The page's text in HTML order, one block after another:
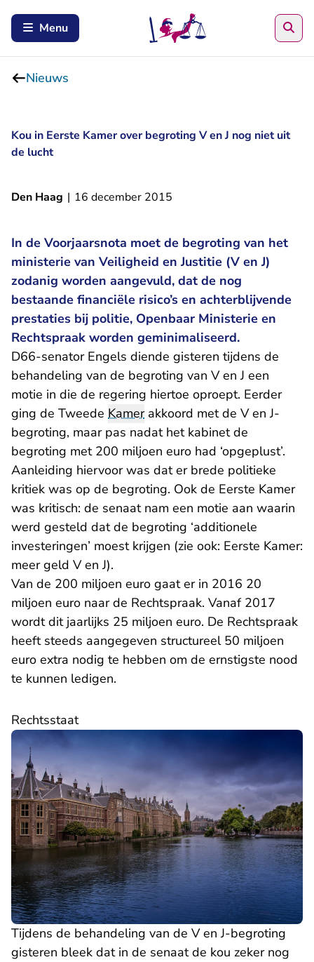
Menu
Nieuws
Kou in Eerste Kamer over begroting V en J nog niet uit
de lucht
Den Haag | 16 december 2015
In de Voorjaarsnota moet de begroting van het
ministerie van Veiligheid en Justitie (V en J)
zodanig worden aangevuld, dat de nog
bestaande financiële risico’s en achterblijvende
prestaties bij politie, Openbaar Ministerie en
Rechtspraak worden geminimaliseerd.
D66-senator Engels diende gisteren tijdens de
behandeling van de begroting van V en J een
motie in die de regering hiertoe oproept. Eerder
ging de Tweede Kamerakkoord met de V en J-
begroting, maar pas nadat het kabinet de
begroting met 200 miljoen euro had ‘opgeplust’.
Aanleiding hiervoor was dat er brede politieke
kritiek was op de begroting. Ook de Eerste Kamer
was kritisch: de senaat nam een motie aan waarin
werd gesteld dat de begroting ‘additionele
investeringen’ moest krijgen (zie ook: Eerste Kamer:
meer geld V en J).
Van de 200 miljoen euro gaat er in 2016 20
miljoen euro naar de Rechtspraak. Vanaf 2017
wordt dit jaarlijks 25 miljoen euro. De Rechtspraak
heeft steeds aangegeven structureel 50 miljoen
euro extra nodig te hebben om de ernstigste nood
te kunnen ledigen.
Rechtsstaat
Tijdens de behandeling van de V en J-begroting
gisteren bleek dat in de senaat de kou zeker nog